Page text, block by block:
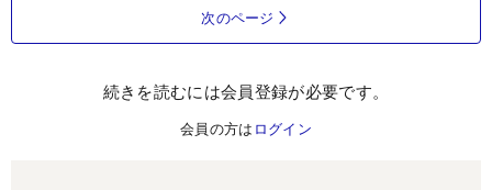
次のページ
続きを読むには会員登録が必要です。
会員の方は ログイン